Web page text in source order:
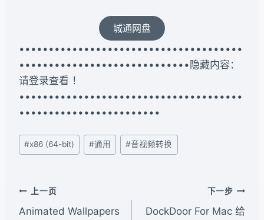
城通网盘
••••••••••••••••••••••••••••••••••••••
•••••••••••••••••••••••••••••隐藏内容：
请登录查看 ！
••••••••••••••••••••••••••••••••••••••
••••••••••••••••••••••••
文
章
签：
#x86 (64-bit) #通用 #音视频转换
文
章
上一页
Animated Wallpapers
下一步
DockDoor For Mac 给